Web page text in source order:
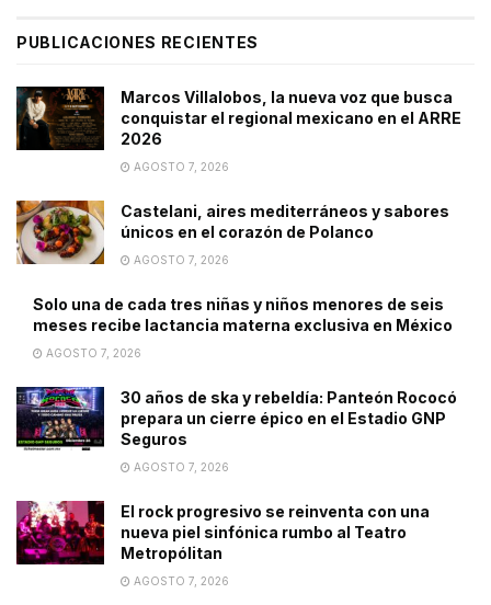
PUBLICACIONES RECIENTES
Marcos Villalobos, la nueva voz que busca
conquistar el regional mexicano en el ARRE
2026
AGOSTO 7, 2026
Castelani, aires mediterráneos y sabores
únicos en el corazón de Polanco
AGOSTO 7, 2026
Solo una de cada tres niñas y niños menores de seis
meses recibe lactancia materna exclusiva en México
AGOSTO 7, 2026
30 años de ska y rebeldía: Panteón Rococó
prepara un cierre épico en el Estadio GNP
Seguros
AGOSTO 7, 2026
El rock progresivo se reinventa con una
nueva piel sinfónica rumbo al Teatro
Metropólitan
AGOSTO 7, 2026